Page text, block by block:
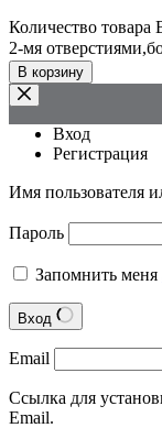
Количество
2-мя
В корзину
Вход
Регистрация
Имя пользователя
Пароль
Запомнить меня
Вход
Email
Ссылка для
Email.